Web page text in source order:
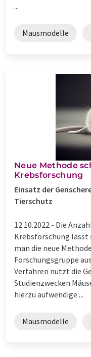
...
Mausmodelle
Neue Methode
Krebsforschung
Einsatz der
Tierschutz
12.10.2022 - Die
Krebsforschung lässt
man die neue
Forschungsgruppe
Verfahren nutzt die
Studienzwecken
hierzu aufwendige ...
Mausmodelle